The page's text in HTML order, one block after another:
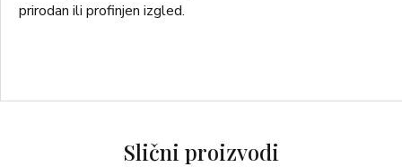
prirodan ili profinjen izgled.
Slični proizvodi